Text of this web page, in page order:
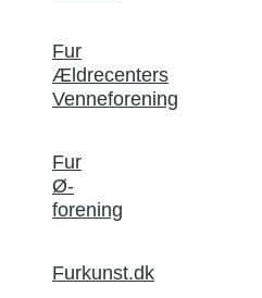
Fur
Ældrecenters
Venneforening
Fur
Ø-
forening
Furkunst.dk